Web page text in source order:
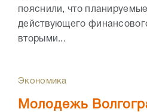
пояснили, что
действующего
вторыми...
Экономика
Молодежь